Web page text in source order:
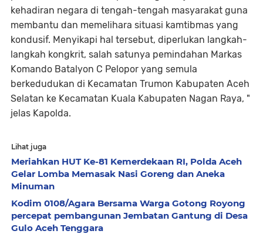
kehadiran negara di tengah-tengah masyarakat guna
membantu dan memelihara situasi kamtibmas yang
kondusif. Menyikapi hal tersebut, diperlukan langkah-
langkah kongkrit, salah satunya pemindahan Markas
Komando Batalyon C Pelopor yang semula
berkedudukan di Kecamatan Trumon Kabupaten Aceh
Selatan ke Kecamatan Kuala Kabupaten Nagan Raya, "
jelas Kapolda.
Lihat juga
Meriahkan HUT Ke-81 Kemerdekaan RI, Polda Aceh
Gelar Lomba Memasak Nasi Goreng dan Aneka
Minuman
Kodim 0108/Agara Bersama Warga Gotong Royong
percepat pembangunan Jembatan Gantung di Desa
Gulo Aceh Tenggara